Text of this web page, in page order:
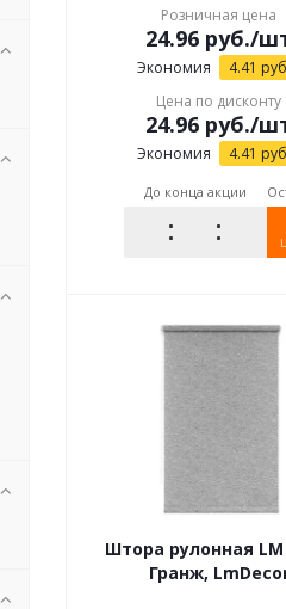
Розничная цена
24.96 руб./
Экономия 4.41
Цена по дисконту
24.96 руб./
Экономия 4.41
До конца акции
Штора рулонная LM
Гранж,